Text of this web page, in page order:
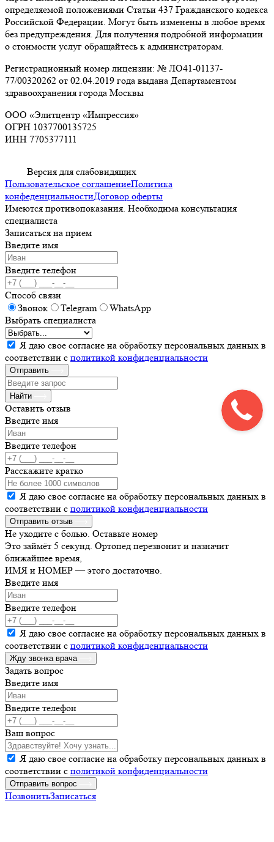
определяемой положениями Статьи 437 Гражданского кодекса
Российской Федерации. Могут быть изменены в любое время
без предупреждения. Для получения подробной информации
о стоимости услуг обращайтесь к администраторам.
Регистрационный номер лицензии: № ЛО41-01137-
77/00320262 от 02.04.2019 года выдана Департаментом
здравоохранения города Москвы
ООО «Элитцентр «Импрессия»
ОГРН 1037700135725
ИНН 7705377111
Версия для слабовидящих
Пользовательское соглашениеПолитика
конфеденциальностиДоговор оферты
Имеются противопоказания. Необходима консультация
специалиста
Записаться на прием
Введите имя
Введите телефон
Способ связи
Звонок
Telegram
WhatsApp
Выбрать специалиста
Я даю свое согласие на обработку персональных данных в
соответствии с политикой конфиденциальности
Отправить
Найти
Оставить отзыв
Введите имя
Введите телефон
Расскажите кратко
Я даю свое согласие на обработку персональных данных в
соответствии с политикой конфиденциальности
Отправить отзыв
Не уходите с болью. Оставьте номер
Это займёт 5 секунд. Ортопед перезвонит и назначит
ближайшее время,
ИМЯ и НОМЕР — этого достаточно.
Введите имя
Введите телефон
Я даю свое согласие на обработку персональных данных в
соответствии с политикой конфиденциальности
Жду звонка врача
Задать вопрос
Введите имя
Введите телефон
Ваш вопрос
Я даю свое согласие на обработку персональных данных в
соответствии с политикой конфиденциальности
Отправить вопрос
ПозвонитьЗаписаться